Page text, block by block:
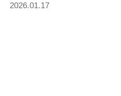
2026.01.17